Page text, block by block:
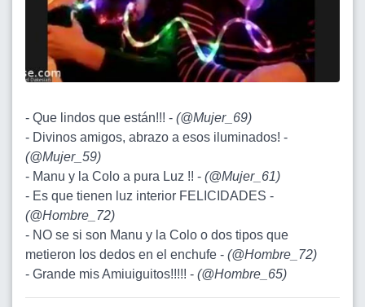
- Que lindos que están!!! - (@Mujer_69)
- Divinos amigos, abrazo a esos iluminados! -
(@Mujer_59)
- Manu y la Colo a pura Luz !! - (@Mujer_61)
- Es que tienen luz interior FELICIDADES -
(@Hombre_72)
- NO se si son Manu y la Colo o dos tipos que
metieron los dedos en el enchufe - (@Hombre_72)
- Grande mis Amiuiguitos!!!!! - (@Hombre_65)